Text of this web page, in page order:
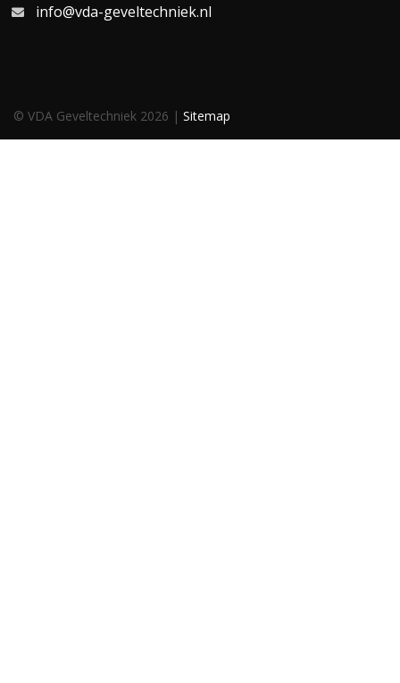
info@vda-geveltechniek.nl
© VDA Geveltechniek 2026 | Sitemap